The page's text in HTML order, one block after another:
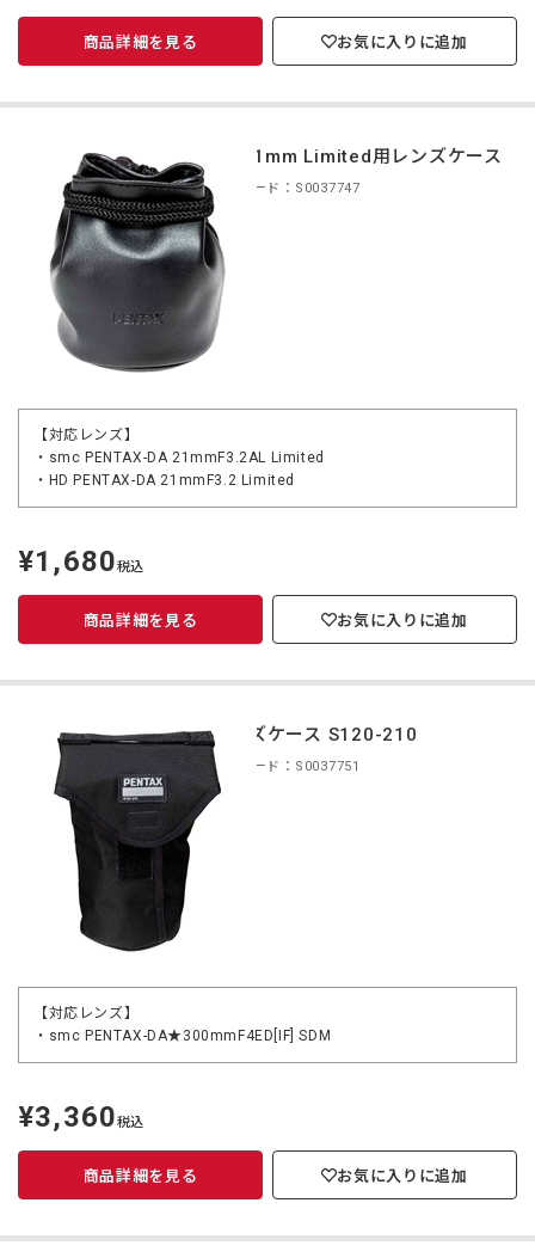
商品詳細を見る お気に入りに追加
DA 21mm Limited用レンズケース
商品コード：S0037747
【対応レンズ】
・smc PENTAX-DA 21mmF3.2AL Limited
・HD PENTAX-DA 21mmF3.2 Limited
定
価
¥1,680税込
商品詳細を見る お気に入りに追加
レンズケース S120-210
商品コード：S0037751
【対応レンズ】
・smc PENTAX-DA★300mmF4ED[IF] SDM
定
価
¥3,360税込
商品詳細を見る お気に入りに追加